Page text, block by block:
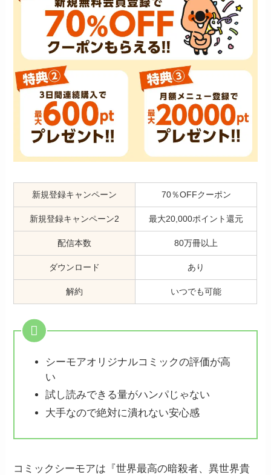
新規登録キャンペーン 70％OFFクーポン
新規登録キャンペーン2 最大20,000ポイント還元
配信本数 80万冊以上
ダウンロード あり
解約 いつでも可能
シーモアオリジナルコミックの評価が高
い
試し読みできる量がハンパじゃない
大手なので絶対に潰れない安心感
コミックシーモアは『世界最高の暗殺者、異世界貴